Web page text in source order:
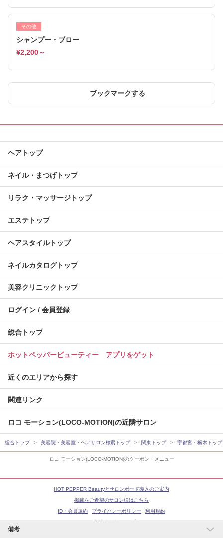
ロコ モーション(LOCO‐MOTION)のクーポン・メニュー
その他
シャンプー・ブロー
¥2,200～
ブックマークする
備考
ヘアトップ
ネイル・まつげトップ
リラク・マッサージトップ
エステトップ
ヘアスタイルトップ
ネイルカタログトップ
美容クリニックトップ
ログイン / 会員登録
総合トップ
ホットペッパービューティー アプリをゲット
近くのエリアから探す
関連リンク
ロコ モーション(LOCO‐MOTION)の近隣サロン
総合トップ 美容院・美容室・ヘアサロン検索トップ 関東トップ 宇都宮・栃木トップ
HOT PEPPER Beautyとサロンボード導入のご案内
掲載をご希望のサロン様はこちら
ID・会員規約
プライバシーポリシー
利用規約
ご利用ガイド
ヘルプ